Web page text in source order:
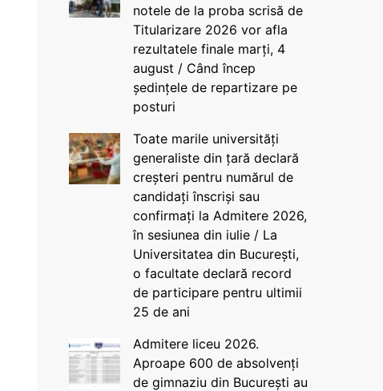
notele de la proba scrisă de
Titularizare 2026 vor afla
rezultatele finale marți, 4
august / Când încep
ședințele de repartizare pe
posturi
Toate marile universități
generaliste din țară declară
creșteri pentru numărul de
candidați înscriși sau
confirmați la Admitere 2026,
în sesiunea din iulie / La
Universitatea din București,
o facultate declară record
de participare pentru ultimii
25 de ani
Admitere liceu 2026.
Aproape 600 de absolvenți
de gimnaziu din București au